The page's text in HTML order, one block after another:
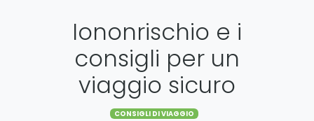
Iononrischio e i
consigli per un
viaggio sicuro
Categories
CONSIGLI DI VIAGGIO